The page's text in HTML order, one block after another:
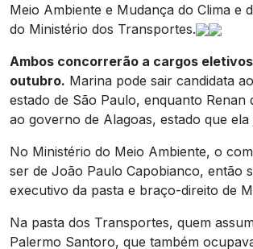
Meio Ambiente e Mudança do Clima e
do Ministério dos Transportes.
Ambos concorrerão a cargos
outubro. Marina pode sair candidata
estado de São Paulo, enquanto
ao governo de Alagoas, estado que
No Ministério do Meio Ambiente, o
ser de João Paulo Capobianco, então
executivo da pasta e braço-direito de
Na pasta dos Transportes, quem
Palermo Santoro, que também